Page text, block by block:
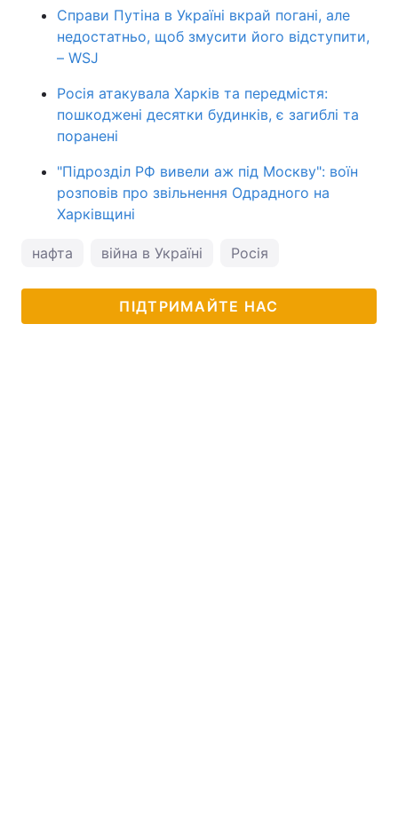
Справи Путіна в Україні вкрай погані, але
недостатньо, щоб змусити його відступити,
– WSJ
Росія атакувала Харків та передмістя:
пошкоджені десятки будинків, є загиблі та
поранені
"Підрозділ РФ вивели аж під Москву": воїн
розповів про звільнення Одрадного на
Харківщині
нафта війна в Україні Росія
ПІДТРИМАЙТЕ НАС